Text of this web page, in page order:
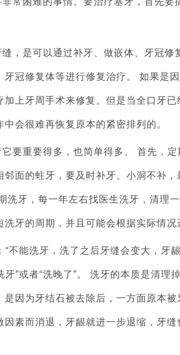
是可以通过补牙、做嵌体、牙冠修
冠修复体等进行修复治疗。 如果是
上牙周手术来修复。但是当全口牙
会很难再恢复原本的紧密排列的。
要重要得多，也简单得多。 首先，
面的蛀牙，要及时补牙。小洞不补
洗牙，每一年左右找医生洗牙，清理
牙的周期，并且可能会根据实际情况
能洗牙，洗了之后牙缝会变大，牙
”或者“洗晚了”。 洗牙的本质是清理
因为牙结石被去除后，一方面原本
素而消退，牙龈就进一步退缩，牙